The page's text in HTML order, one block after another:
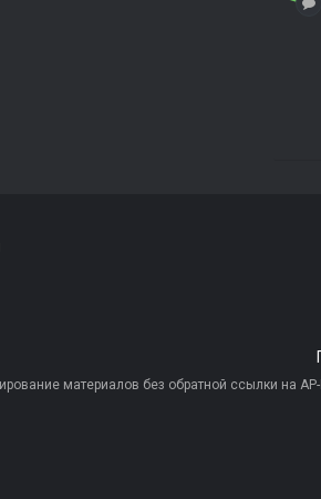
материалов без обратной ссылки на